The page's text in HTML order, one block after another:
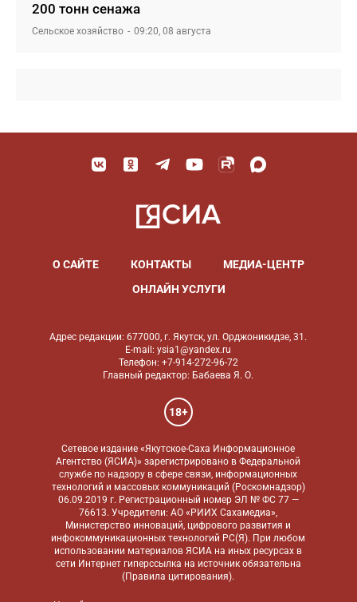
200 тонн сенажа
Сельское хозяйство 09:20, 08 августа
О САЙТЕ КОНТАКТЫ
МЕДИА-ЦЕНТР
ОНЛАЙН УСЛУГИ
Адрес редакции: 677000, г. Якутск, ул. Орджоникидзе, 31.
E-mail: ysia1@yandex.ru
Телефон: +7-914-272-96-72
Главный редактор: Бабаева Я. О.
18+
Сетевое издание «Якутское-Саха Информационное
Агентство (ЯСИА)» зарегистрировано в Федеральной
службе по надзору в сфере связи, информационных
технологий и массовых коммуникаций (Роскомнадзор)
06.09.2019 г. Регистрационный номер ЭЛ № ФС 77 —
76613. Учредители: АО «РИИХ Сахамедиа»,
Министерство инноваций, цифрового развития и
инфокоммуникационных технологий РС(Я). При любом
использовании материалов ЯСИА на иных ресурсах в
сети Интернет гиперссылка на источник обязательна
(Правила цитирования).